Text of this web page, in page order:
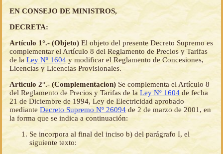
EN CONSEJO DE MINISTROS,
DECRETA:
Artículo 1°.- (Objeto) El objeto del presente Decreto Supremo es
complementar el Artículo 8 del Reglamento de Precios y Tarifas
de la Ley Nº 1604 y modificar el Reglamento de Concesiones,
Licencias y Licencias Provisionales.
Artículo 2°.- (Complementacion) Se complementa el Artículo 8
del Reglamento de Precios y Tarifas de la Ley Nº 1604 de fecha
21 de Diciembre de 1994, Ley de Electricidad aprobado
mediante Decreto Supremo Nº 26094 de 2 de marzo de 2001, en
la forma que se indica a continuación:
Se incorpora al final del inciso b) del parágrafo I, el
siguiente texto: